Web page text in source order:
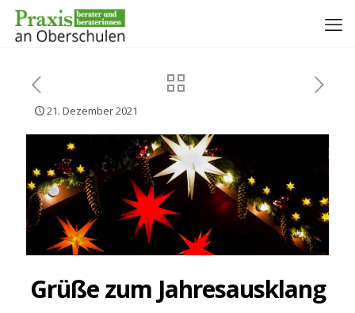
21. Dezember 2021
Grüße zum Jahresausklang